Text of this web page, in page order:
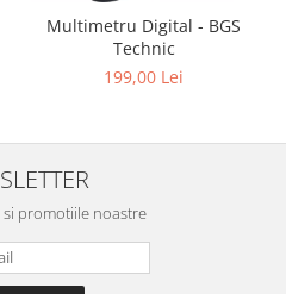
Multimetru Digital - BGS
Technic
199,00 Lei
promotiile noastre